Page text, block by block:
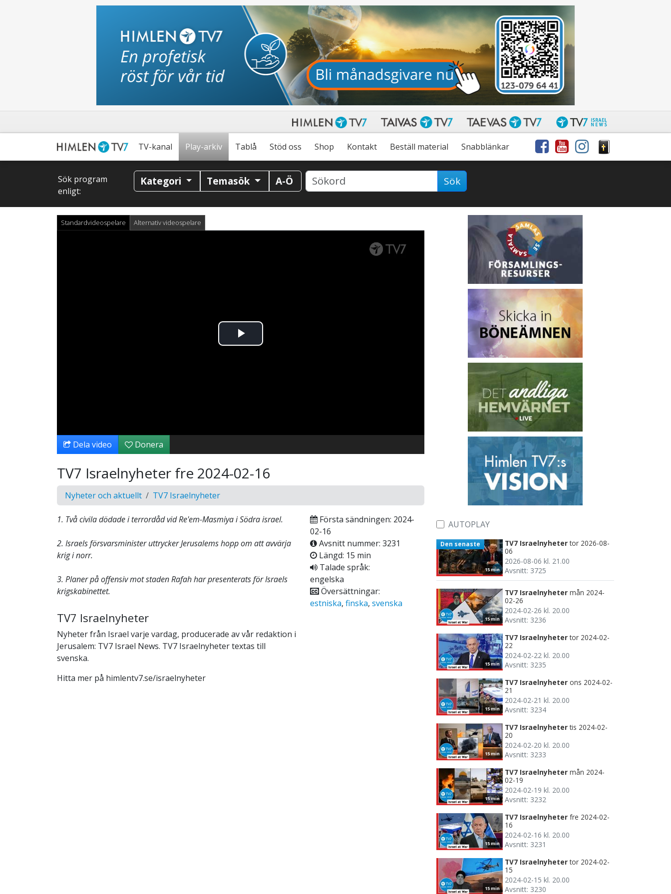
TV-kanal Play-arkiv Tablå Stöd oss Shop Kontakt Beställ material Snabblänkar
Sök program
enligt:
Kategori Temasök A-Ö Sök
Standardvideospelare Alternativ videospelare
Spela
Dela video Donera
TV7 Israelnyheter fre 2024-02-16
Nyheter och aktuellt TV7 Israelnyheter
1. Två civila dödade i terrordåd vid Re'em-Masmiya i Södra israel.
2. Israels försvarsminister uttrycker Jerusalems hopp om att avvärja
krig i norr.
3. Planer på offensiv mot staden Rafah har presenterats för Israels
krigskabinettet.
TV7 Israelnyheter
Nyheter från Israel varje vardag, producerade av vår redaktion i
Jerusalem: TV7 Israel News. TV7 Israelnyheter textas till
svenska.
Hitta mer på himlentv7.se/israelnyheter
Första sändningen: 2024-
02-16
Avsnitt nummer: 3231
Längd: 15 min
Talade språk:
engelska
Översättningar:
estniska, finska, svenska
AUTOPLAY
15 min
Den senaste TV7 Israelnyheter tor 2026-08-
06
2026-08-06 kl. 21.00
Avsnitt: 3725
15 min
TV7 Israelnyheter mån 2024-
02-26
2024-02-26 kl. 20.00
Avsnitt: 3236
15 min
TV7 Israelnyheter tor 2024-02-
22
2024-02-22 kl. 20.00
Avsnitt: 3235
15 min
TV7 Israelnyheter ons 2024-02-
21
2024-02-21 kl. 20.00
Avsnitt: 3234
15 min
TV7 Israelnyheter tis 2024-02-
20
2024-02-20 kl. 20.00
Avsnitt: 3233
15 min
TV7 Israelnyheter mån 2024-
02-19
2024-02-19 kl. 20.00
Avsnitt: 3232
15 min
TV7 Israelnyheter fre 2024-02-
16
2024-02-16 kl. 20.00
Avsnitt: 3231
15 min
TV7 Israelnyheter tor 2024-02-
15
2024-02-15 kl. 20.00
Avsnitt: 3230